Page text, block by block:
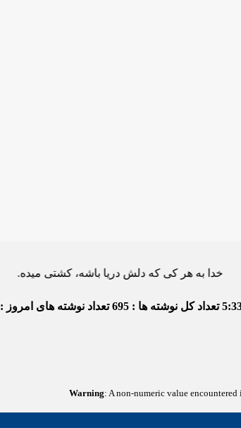
هر کی که دلش دریا باشه، کشتی میده.
تعداد کل نوشته ها : 695 تعداد نوشته های امروز : 0
Warning: A non-numeric value encountered